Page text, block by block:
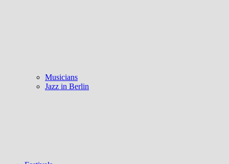
Musicians
Jazz in Berlin